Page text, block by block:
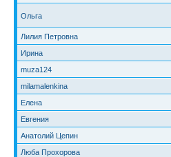
Ольга
Лилия Петровна
Ирина
muza124
milamalenkina
Елена
Евгения
Анатолий Цепин
Люба Прохорова